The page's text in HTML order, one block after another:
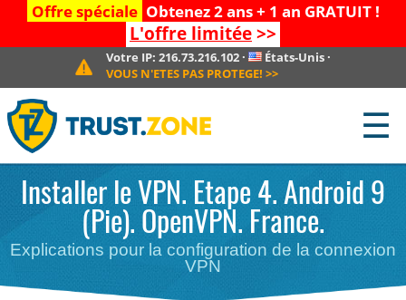
Offre spéciale Obtenez 2 ans + 1 an GRATUIT !
L'offre limitée>>
Votre IP: 216.73.216.102· États-Unis ·
VOUS N'ETES PAS PROTEGE! >>
☰
Installer le VPN. Etape 4. Android 9
(Pie). OpenVPN. France.
Explications pour la configuration de la connexion
VPN